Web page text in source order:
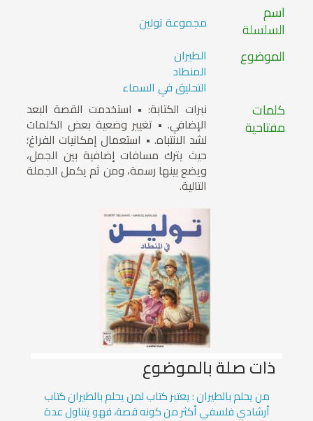
اسم
السلسلة مجموعة تولين
الموضوع الطيران
المنطاد
التحليق في السماء
كلمات
مفتاحية
نبرات الكتابة: • استخدمت القصة البعد
الإضافي. • تغيير وضعية بعض الكلمات
لشد الانتباه. • استعمال إمكانيات الفراغ؛
حيث يترك مسافات إضافية بين الجمل،
ويضع بينها رسمة، ومن ثم يكمل الجملة
التالية.
ذات صلة بالموضوع
من يحلم بالطيران : يعتبر كتاب لمن يحلم بالطيران كتاب
أرشادي فلسفي أكثر من كونه قصة، فهو يتناول عدة